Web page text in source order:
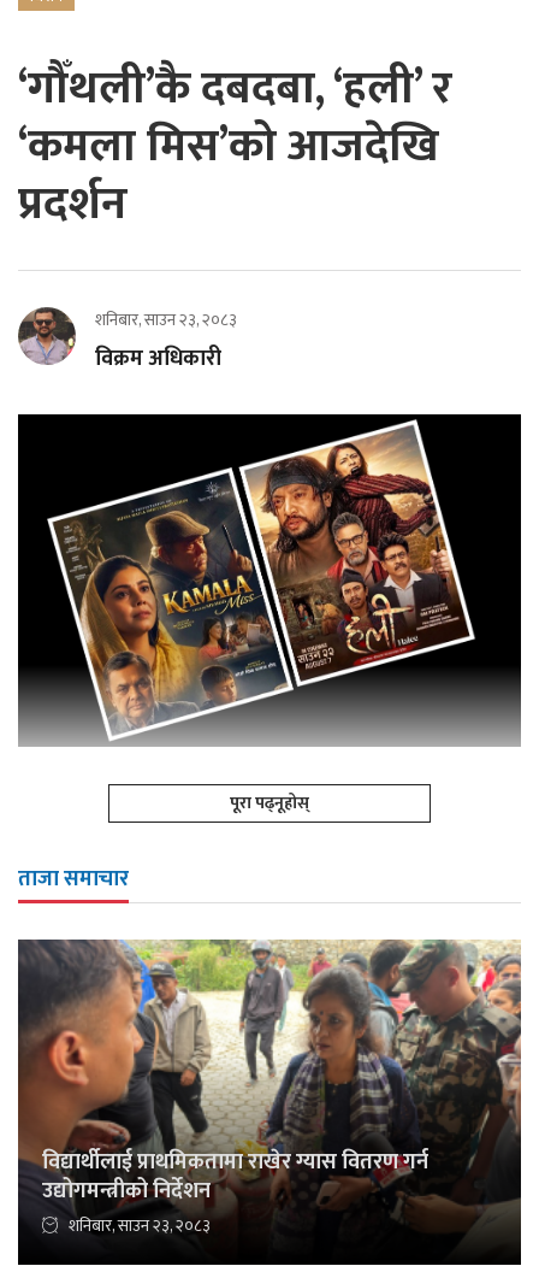
‘गौँथली’कै दबदबा, ‘हली’ र
‘कमला मिस’को आजदेखि
प्रदर्शन
शनिबार, साउन २३, २०८३
विक्रम अधिकारी
पूरा पढ्नूहोस्
ताजा समाचार
विद्यार्थीलाई प्राथमिकतामा राखेर ग्यास वितरण गर्न
उद्योगमन्त्रीको निर्देशन
शनिबार, साउन २३, २०८३